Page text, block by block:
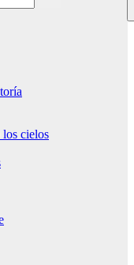
los cielos